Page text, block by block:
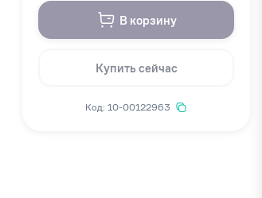
В корзину
Купить сейчас
Код: 10-00122963